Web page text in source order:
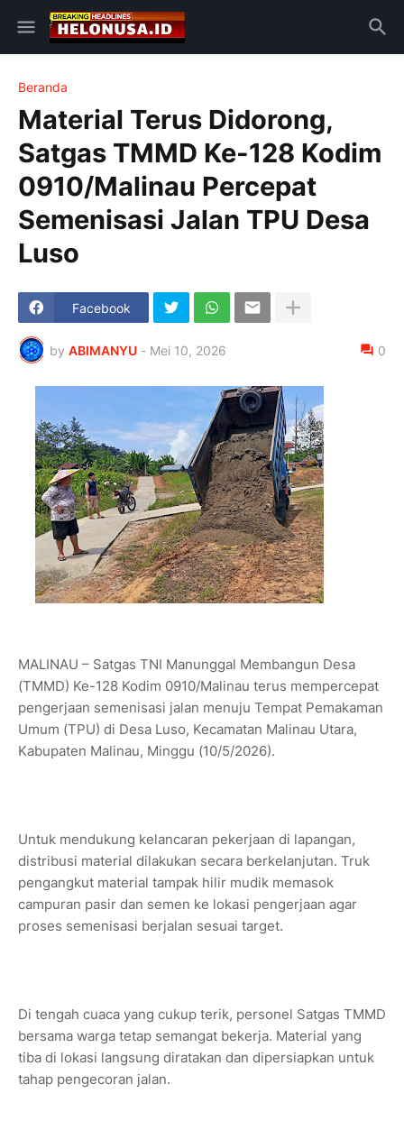
Beranda
Material Terus Didorong,
Satgas TMMD Ke-128 Kodim
0910/Malinau Percepat
Semenisasi Jalan TPU Desa
Luso
Facebook
by ABIMANYU - Mei 10, 2026 0
MALINAU – Satgas TNI Manunggal Membangun Desa
(TMMD) Ke-128 Kodim 0910/Malinau terus mempercepat
pengerjaan semenisasi jalan menuju Tempat Pemakaman
Umum (TPU) di Desa Luso, Kecamatan Malinau Utara,
Kabupaten Malinau, Minggu (10/5/2026).
Untuk mendukung kelancaran pekerjaan di lapangan,
distribusi material dilakukan secara berkelanjutan. Truk
pengangkut material tampak hilir mudik memasok
campuran pasir dan semen ke lokasi pengerjaan agar
proses semenisasi berjalan sesuai target.
Di tengah cuaca yang cukup terik, personel Satgas TMMD
bersama warga tetap semangat bekerja. Material yang
tiba di lokasi langsung diratakan dan dipersiapkan untuk
tahap pengecoran jalan.